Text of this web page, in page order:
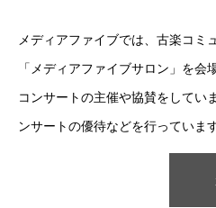
メディアファイブでは、古楽コミ
「メディアファイブサロン」を
コンサートの主催や協賛をしてい
ンサートの優待などを行っています